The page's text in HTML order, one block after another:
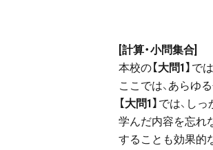
[計算・小問集合]
本校の 【大問1】 では
ここでは、あらゆ
【大問1】 では、し
学んだ内容を忘れ
することも効果的